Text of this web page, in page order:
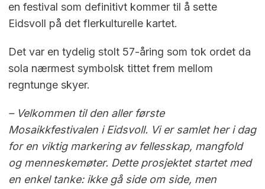
en festival som definitivt kommer til å sette
Eidsvoll på det flerkulturelle kartet.
Det var en tydelig stolt 57-åring som tok ordet da
sola nærmest symbolsk tittet frem mellom
regntunge skyer.
– Velkommen til den aller første
Mosaikkfestivalen i Eidsvoll. Vi er samlet her i dag
for en viktig markering av fellesskap, mangfold
og menneskemøter. Dette prosjektet startet med
en enkel tanke: ikke gå side om side, men